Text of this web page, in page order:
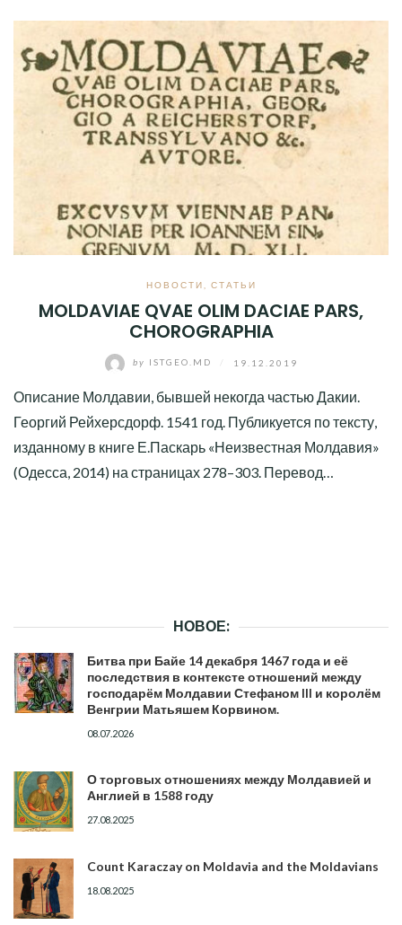
НОВОСТИ СТАТЬИ
MOLDAVIAE QVAE OLIM DACIAE PARS,
CHOROGRAPHIA
by ISTGEO.MD 19.12.2019
Описание Молдавии, бывшей некогда частью Дакии.
Георгий Рейхерсдорф. 1541 год. Публикуется по тексту,
изданному в книге Е.Паскарь «Неизвестная Молдавия»
(Одесса, 2014) на страницах 278–303. Перевод…
НОВОЕ:
Битва при Байе 14 декабря 1467 года и её
последствия в контексте отношений между
господарём Молдавии Стефаном III и королём
Венгрии Матьяшем Корвином.
08.07.2026
О торговых отношениях между Молдавией и
Англией в 1588 году
27.08.2025
Count Karaczay on Moldavia and the Moldavians
18.08.2025